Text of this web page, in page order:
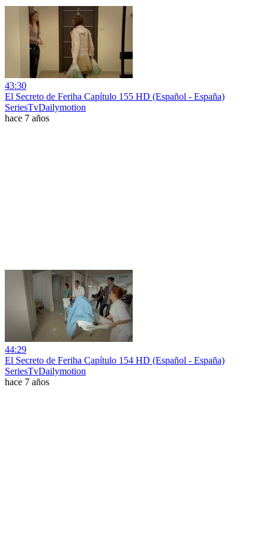
43:30
El Secreto de Feriha Capítulo 155 HD (Español - España)
SeriesTvDailymotion
hace 7 años
44:29
El Secreto de Feriha Capítulo 154 HD (Español - España)
SeriesTvDailymotion
hace 7 años